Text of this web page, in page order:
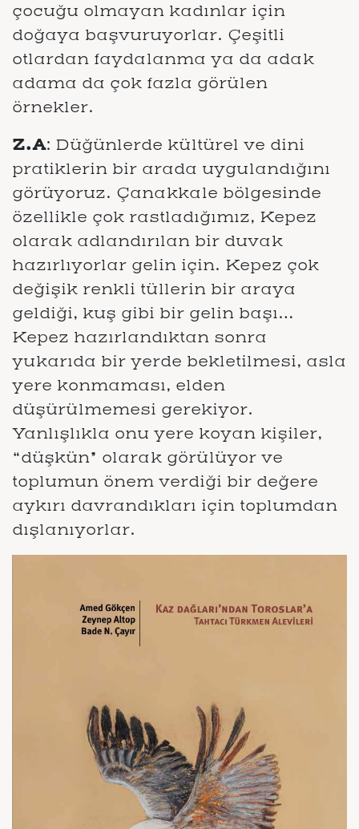
çocuğu olmayan kadınlar için
doğaya başvuruyorlar. Çeşitli
otlardan faydalanma ya da adak
adama da çok fazla görülen
örnekler.
Z.A: Düğünlerde kültürel ve dini
pratiklerin bir arada uygulandığını
görüyoruz. Çanakkale bölgesinde
özellikle çok rastladığımız, Kepez
olarak adlandırılan bir duvak
hazırlıyorlar gelin için. Kepez çok
değişik renkli tüllerin bir araya
geldiği, kuş gibi bir gelin başı…
Kepez hazırlandıktan sonra
yukarıda bir yerde bekletilmesi, asla
yere konmaması, elden
düşürülmemesi gerekiyor.
Yanlışlıkla onu yere koyan kişiler,
“düşkün” olarak görülüyor ve
toplumun önem verdiği bir değere
aykırı davrandıkları için toplumdan
dışlanıyorlar.